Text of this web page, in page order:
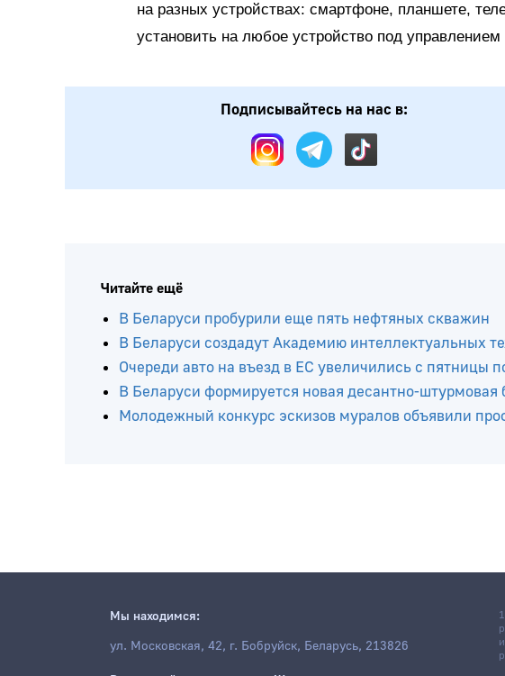
на разных устройствах: смартфоне, планшете,
установить на любое устройство под
Подписывайтесь на нас в:
Читайте ещё
В Беларуси пробурили еще пять нефтяных скважин
В Беларуси создадут Академию интеллектуальных